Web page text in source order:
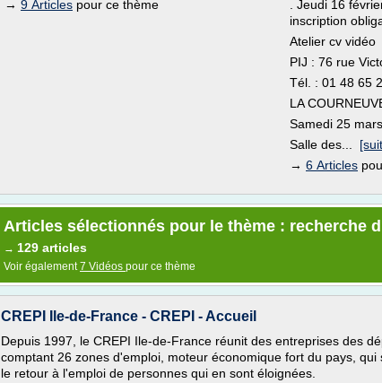
→ 9 Articles pour ce thème
. Jeudi 16
inscription
Atelier cv vidéo
PIJ : 76 rue
Tél. : 01 48 65
LA
Samedi 25
Salle des...
→ 6 Articles
Articles sélectionnés pour le thème : recherche
→ 129 articles
Voir également7 Vidéos pour ce thème
CREPI Ile-de-France - CREPI - Accueil
Depuis 1997, le CREPI Ile-de-France réunit des entreprises des
comptant 26 zones d'emploi, moteur économique fort du pays,
le retour à l'emploi de personnes qui en sont éloignées.